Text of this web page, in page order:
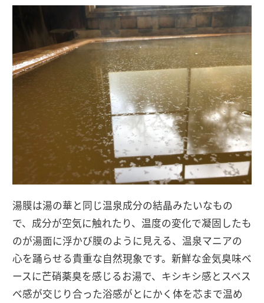
湯膜は湯の華と同じ温泉成分の結晶みたいなもの
で、成分が空気に触れたり、温度の変化で凝固したも
のが湯面に浮かび膜のように見える、温泉マニアの
心を踊らせる貴重な自然現象です。新鮮な金気臭味ベ
ースに芒硝薬臭を感じるお湯で、キシキシ感とスベス
ベ感が交じり合った浴感がとにかく体を芯まで温め